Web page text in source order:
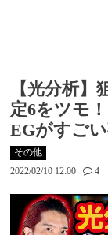
【光分析
定6をツモ
EGがすご
その他
2022/02/10 12:00
4